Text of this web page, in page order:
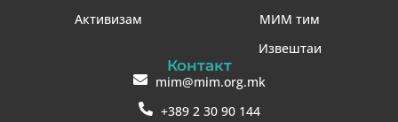
Активизам
МИМ тим
Извештаи
Контакт
mim@mim.org.mk
+389 2 30 90 144